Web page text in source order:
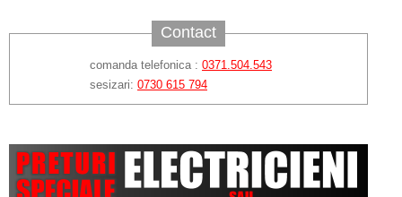
Contact
comanda telefonica : 0371.504.543
sesizari: 0730 615 794